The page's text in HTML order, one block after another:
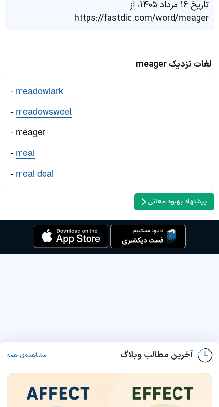
تاریخ ۱۶ مرداد ۱۴۰۵، از
https://fastdic.com/word/meager
لغات نزدیک meager
- meadowlark
- meadowsweet
- meager
- meal
- meal deal
پیشنهاد بهبود معانی
آخرین مطالب وبلاگ مشاهده‌ی همه